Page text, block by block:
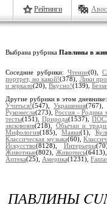
Рейтинги
Выбрана рубрика Павлины в
Соседние рубрики: Чтение(0),
портрет, но какой!(378),
Лики
и зеркало(20), Вкусно!(139),
Другие рубрики в этом
Учиться!(547),Украшения(767),
Рукомесла(273),Россия - Родина
тесты(151),Природа(1537),
эксклюзив(218), Обычаи и
Мифология(185),Маяки(1),
Классическая музыка(60),
Искусство(8128), Интерьеры
Животные(802), Живопись
Аптека(25), Америка(1231),
ПАВЛИНЫ